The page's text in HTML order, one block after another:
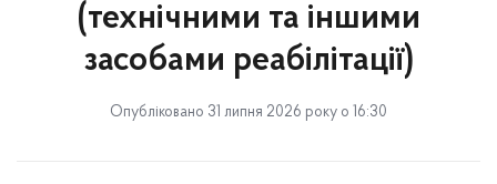
(технічними та іншими
засобами реабілітації)
Опубліковано 31 липня 2026 року о 16:30